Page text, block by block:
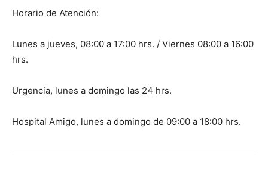
Horario de Atención:
Lunes a jueves, 08:00 a 17:00 hrs. / Viernes 08:00 a 16:00
hrs.
Urgencia, lunes a domingo las 24 hrs.
Hospital Amigo, lunes a domingo de 09:00 a 18:00 hrs.